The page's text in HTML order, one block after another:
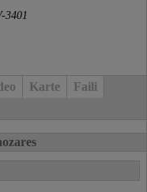
3401
Karte
Faili